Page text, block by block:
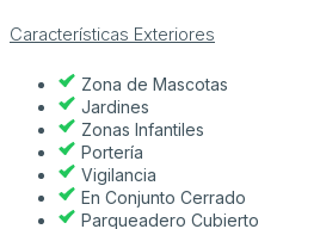
Características Exteriores
Zona de Mascotas
Jardines
Zonas Infantiles
Portería
Vigilancia
En Conjunto Cerrado
Parqueadero Cubierto